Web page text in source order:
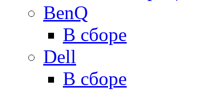
BenQ
В сборе
Dell
В сборе